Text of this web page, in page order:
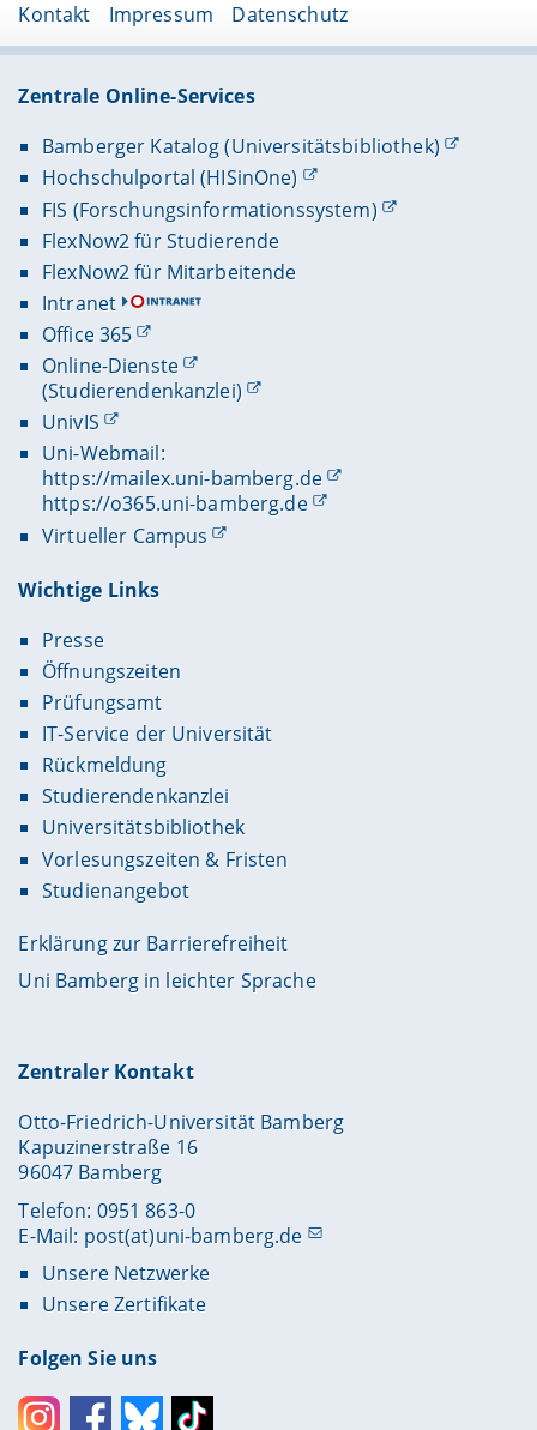
Kontakt Impressum Datenschutz
Zentrale Online-Services
Bamberger Katalog (Universitätsbibliothek)
Hochschulportal (HISinOne)
FIS (Forschungsinformationssystem)
FlexNow2 für Studierende
FlexNow2 für Mitarbeitende
Intranet
Office 365
Online-Dienste
(Studierendenkanzlei)
UnivIS
Uni-Webmail:
https://mailex.uni-bamberg.de
https://o365.uni-bamberg.de
Virtueller Campus
Wichtige Links
Presse
Öffnungszeiten
Prüfungsamt
IT-Service der Universität
Rückmeldung
Studierendenkanzlei
Universitätsbibliothek
Vorlesungszeiten & Fristen
Studienangebot
Erklärung zur Barrierefreiheit
Uni Bamberg in leichter Sprache
Zentraler Kontakt
Otto-Friedrich-Universität Bamberg
Kapuzinerstraße 16
96047 Bamberg
Telefon: 0951 863-0
E-Mail: post(at)uni-bamberg.de
Unsere Netzwerke
Unsere Zertifikate
Folgen Sie uns